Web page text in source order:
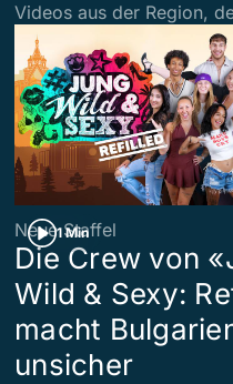
Videos aus der Region,
1 Min
Neue Staffel
Die Crew von
Wild & Sexy:
macht
unsicher